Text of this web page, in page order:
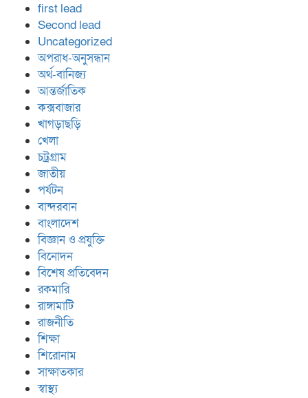
first lead
Second lead
Uncategorized
অপরাধ-অনুসন্ধান
অর্থ-বানিজ্য
আন্তর্জাতিক
কক্সবাজার
খাগড়াছড়ি
খেলা
চট্রগ্রাম
জাতীয়
পর্যটন
বান্দরবান
বাংলাদেশ
বিজ্ঞান ও প্রযুক্তি
বিনোদন
বিশেষ প্রতিবেদন
রকমারি
রাঙ্গামাটি
রাজনীতি
শিক্ষা
শিরোনাম
সাক্ষাতকার
স্বাস্থ্য